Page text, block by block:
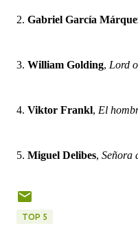
2. Gabriel García
3. William Golding, Lord
4. Viktor Frankl, El
5. Miguel Delibes, Señora
TOP 5